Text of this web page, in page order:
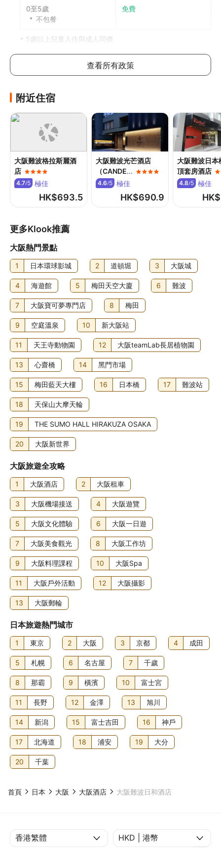
0至5歲
不包餐
免費
5歲以上兒童入住與成人同價
帶更多兒童，請參考以下說明，具體政策因酒店而異
此酒店不可加床
如有兒童同行或額外住客可能需支付額外費用，詳情請向酒
寵物政策
不可攜帶寵物
其他費用
自助早餐費用：成人 JPY2420 至 2420，小童 JPY880 至
1320 (大約金額)
清潔服務費：每日 JPY1650；或按入住天數計算
金額亦可能會有所變動。
食物及飲品
入住大阪難波站日和酒店的旅客可到 La biyori 飽餐一頓，大
快朵頤。不妨到店內的酒吧/酒廊點杯心愛飲品，盡情解渴！
住宿每日 07:00 至 10:00 供應自助早餐，費用另計。
查看所有政策
附近住宿
大阪難波格拉斯麗酒
店
4.7/5 極佳
HK$693.5
大阪難波光芒酒店
（CANDE...
4.6/5 極佳
HK$690.9
大阪難波日本
頂套房酒店
4.8/5 極佳
HK$
更多Klook推薦
大阪熱門景點
1 日本環球影城 2 道頓堀 3 大阪城
4 海遊館 5 梅田天空大廈 6 難波
7 大阪寶可夢專門店 8 梅田
9 空庭溫泉 10 新大阪站
11 天王寺動物園 12 大阪teamLab長居植物園
13 心齋橋 14 黑門市場
15 梅田藍天大樓 16 日本橋 17 難波站
18 天保山大摩天輪
19 THE SUMO HALL HIRAKUZA OSAKA
20 大阪新世界
大阪旅遊全攻略
1 大阪酒店 2 大阪租車
3 大阪機場接送 4 大阪遊覽
5 大阪文化體驗 6 大阪一日遊
7 大阪美食觀光 8 大阪工作坊
9 大阪料理課程 10 大阪Spa
11 大阪戶外活動 12 大阪攝影
13 大阪郵輪
日本旅遊熱門城市
1 東京 2 大阪 3 京都 4 成田
5 札幌 6 名古屋 7 千歲
8 那霸 9 橫濱 10 富士宮
11 長野 12 金澤 13 旭川
14 新潟 15 富士吉田 16 神戶
17 北海道 18 浦安 19 大分
20 千葉
首頁 日本 大阪 大阪酒店 大阪難波日和酒店